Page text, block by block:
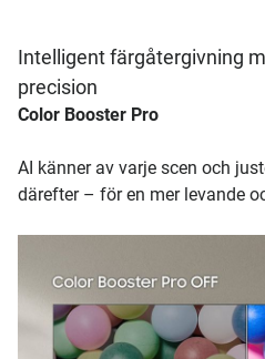
Intelligent färgåtergivning
precision
Color Booster Pro
AI känner av varje scen och
därefter – för en mer levande